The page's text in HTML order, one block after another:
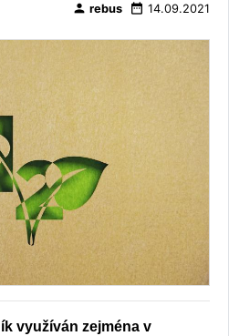
person rebus date_range 14.09.2021
využíván zejména v